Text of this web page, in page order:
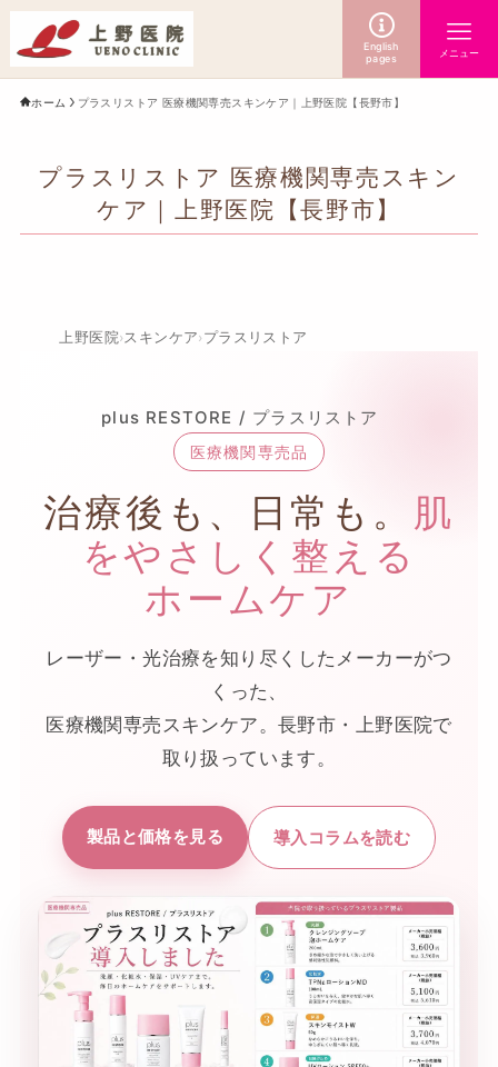
English
pages
メニュー
ホーム プラスリストア 医療機関専売スキンケア｜上野医院【長野市】
プラスリストア 医療機関専売スキン
ケア｜上野医院【長野市】
上野医院› スキンケア› プラスリストア
plus RESTORE / プラスリストア
医療機関専売品
治療後も、日常も。 肌
をやさしく整える
ホームケア
レーザー・光治療を知り尽くしたメーカーがつ
くった、
医療機関専売スキンケア。長野市・上野医院で
取り扱っています。
製品と価格を見る 導入コラムを読む